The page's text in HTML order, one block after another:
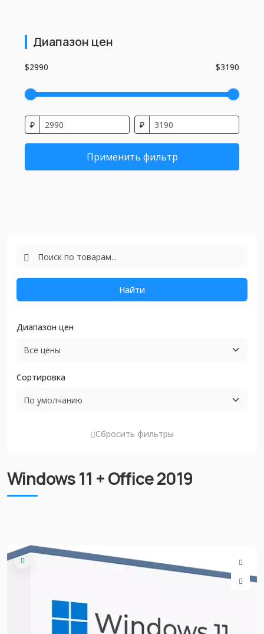
Диапазон цен
$2990 $3190
₽ ₽
Применить фильтр
Найти
Диапазон цен
Сортировка
Сбросить фильтры
Windows 11 + Office 2019